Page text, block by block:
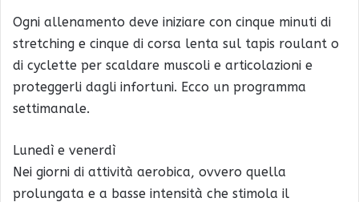
Ogni allenamento deve iniziare con cinque minuti di
stretching e cinque di corsa lenta sul tapis roulant o
di cyclette per scaldare muscoli e articolazioni e
proteggerli dagli infortuni. Ecco un programma
settimanale.
Lunedì e venerdì
Nei giorni di attività aerobica, ovvero quella
prolungata e a basse intensità che stimola il